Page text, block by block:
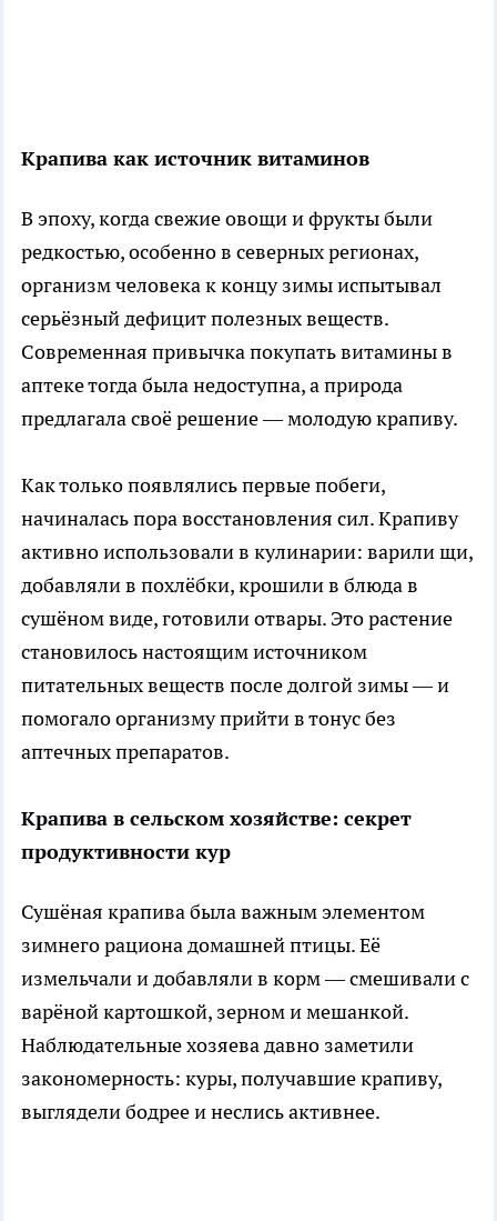
Крапива как источник витаминов
В эпоху, когда свежие овощи и фрукты были
редкостью, особенно в северных регионах,
организм человека к концу зимы испытывал
серьёзный дефицит полезных веществ.
Современная привычка покупать витамины в
аптеке тогда была недоступна, а природа
предлагала своё решение — молодую крапиву.
Как только появлялись первые побеги,
начиналась пора восстановления сил. Крапиву
активно использовали в кулинарии: варили щи,
добавляли в похлёбки, крошили в блюда в
сушёном виде, готовили отвары. Это растение
становилось настоящим источником
питательных веществ после долгой зимы — и
помогало организму прийти в тонус без
аптечных препаратов.
Крапива в сельском хозяйстве: секрет
продуктивности кур
Сушёная крапива была важным элементом
зимнего рациона домашней птицы. Её
измельчали и добавляли в корм — смешивали с
варёной картошкой, зерном и мешанкой.
Наблюдательные хозяева давно заметили
закономерность: куры, получавшие крапиву,
выглядели бодрее и неслись активнее.